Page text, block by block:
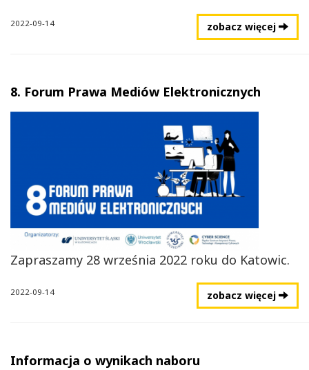
2022-09-14 zobacz więcej
8. Forum Prawa Mediów Elektronicznych
Zapraszamy 28 września 2022 roku do Katowic.
2022-09-14 zobacz więcej
Informacja o wynikach naboru